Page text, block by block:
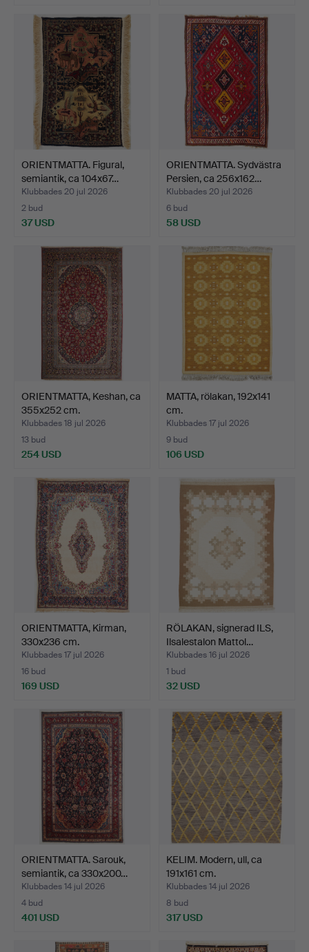
ORIENTMATTA. Figural,
semiantik, ca 104x67…
Klubbades 20 jul 2026
2 bud
37 USD
ORIENTMATTA. Sydvästra
Persien, ca 256x162…
Klubbades 20 jul 2026
6 bud
58 USD
ORIENTMATTA, Keshan, ca
355x252 cm.
Klubbades 18 jul 2026
13 bud
254 USD
MATTA, rölakan, 192x141
cm.
Klubbades 17 jul 2026
9 bud
106 USD
ORIENTMATTA, Kirman,
330x236 cm.
Klubbades 17 jul 2026
16 bud
169 USD
RÖLAKAN, signerad ILS,
Ilsalestalon Mattol…
Klubbades 16 jul 2026
1 bud
32 USD
ORIENTMATTA. Sarouk,
semiantik, ca 330x200…
Klubbades 14 jul 2026
4 bud
401 USD
KELIM. Modern, ull, ca
191x161 cm.
Klubbades 14 jul 2026
8 bud
317 USD